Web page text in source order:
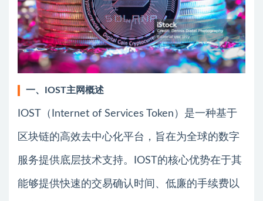
一、IOST主网概述
IOST（Internet of Services Token）是一种基于
区块链的高效去中心化平台，旨在为全球的数字
服务提供底层技术支持。IOST的核心优势在于其
能够提供快速的交易确认时间、低廉的手续费以